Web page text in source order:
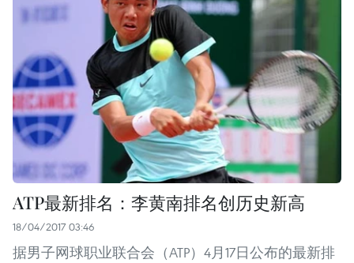
ATP最新排名：李黄南排名创历史新高
18/04/2017 03:46
据男子网球职业联合会（ATP）4月17日公布的最新排